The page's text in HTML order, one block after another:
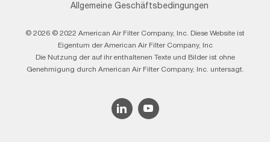
Allgemeine Geschäftsbedingungen
© 2026 © 2022 American Air Filter Company, Inc. Diese Website ist
Eigentum der American Air Filter Company, Inc
Die Nutzung der auf ihr enthaltenen Texte und Bilder ist ohne
Genehmigung durch American Air Filter Company, Inc. untersagt.